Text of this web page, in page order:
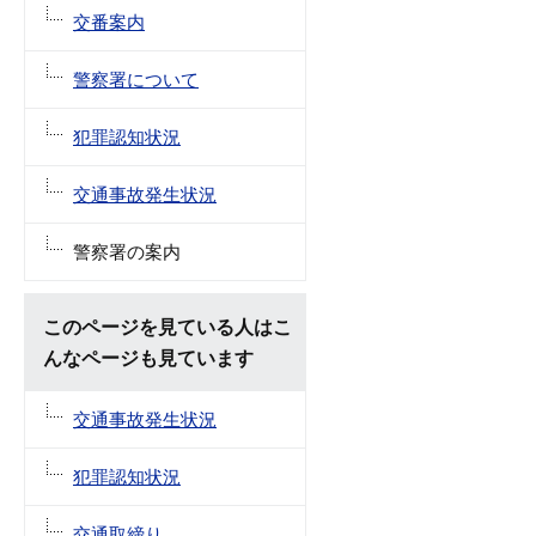
交番案内
警察署について
犯罪認知状況
交通事故発生状況
警察署の案内
このページを見ている人はこ
んなページも見ています
交通事故発生状況
犯罪認知状況